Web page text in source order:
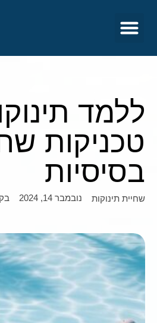
ללמד
טכניקות
בסיסיות
שחיית תינוקות נובמבר 14, 2024